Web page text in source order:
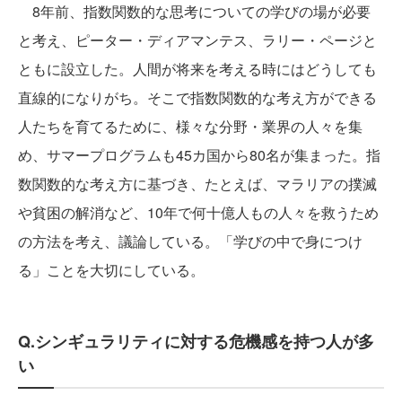
8年前、指数関数的な思考についての学びの場が必要
と考え、ピーター・ディアマンテス、ラリー・ページと
ともに設立した。人間が将来を考える時にはどうしても
直線的になりがち。そこで指数関数的な考え方ができる
人たちを育てるために、様々な分野・業界の人々を集
め、サマープログラムも45カ国から80名が集まった。指
数関数的な考え方に基づき、たとえば、マラリアの撲滅
や貧困の解消など、10年で何十億人もの人々を救うため
の方法を考え、議論している。「学びの中で身につけ
る」ことを大切にしている。
Q.シンギュラリティに対する危機感を持つ人が多
い